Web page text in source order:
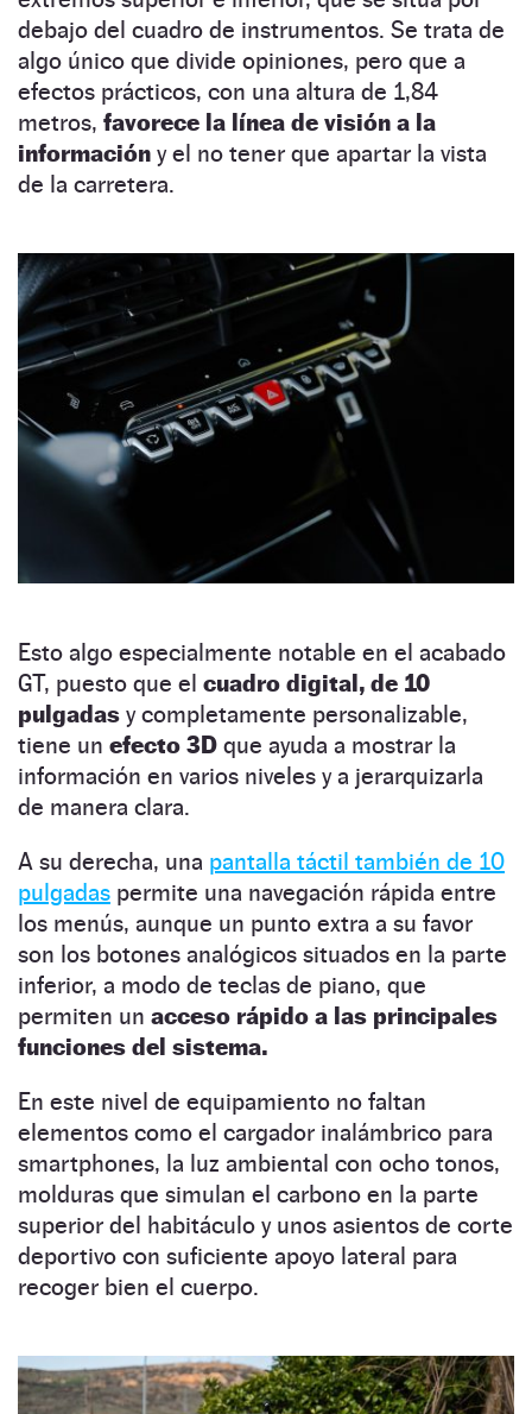
debajo del cuadro de instrumentos. Se trata de
algo único que divide opiniones, pero que a
efectos prácticos, con una altura de 1,84
metros, favorece la línea de visión a la
información y el no tener que apartar la vista
de la carretera.
Esto algo especialmente notable en el acabado
GT, puesto que el cuadro digital, de 10
pulgadas y completamente personalizable,
tiene un efecto 3D que ayuda a mostrar la
información en varios niveles y a jerarquizarla
de manera clara.
A su derecha, una pantalla táctil también de 10
pulgadas permite una navegación rápida entre
los menús, aunque un punto extra a su favor
son los botones analógicos situados en la parte
inferior, a modo de teclas de piano, que
permiten un acceso rápido a las principales
funciones del sistema.
En este nivel de equipamiento no faltan
elementos como el cargador inalámbrico para
smartphones, la luz ambiental con ocho tonos,
molduras que simulan el carbono en la parte
superior del habitáculo y unos asientos de corte
deportivo con suficiente apoyo lateral para
recoger bien el cuerpo.